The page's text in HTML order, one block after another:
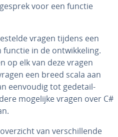
voor een functie
vragen tijdens een
in de ont­wik­ke­ling.
op elk van deze vragen
een breed scala aan
eenvoudig tot ge­de­tail­
mogelijke vragen over C#
van ver­schil­len­de